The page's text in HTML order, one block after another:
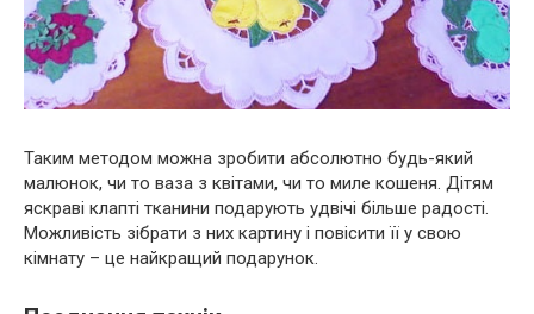
Таким методом можна зробити абсолютно будь-який
малюнок, чи то ваза з квітами, чи то миле кошеня. Дітям
яскраві клапті тканини подарують удвічі більше радості.
Можливість зібрати з них картину і повісити її у свою
кімнату – це найкращий подарунок.